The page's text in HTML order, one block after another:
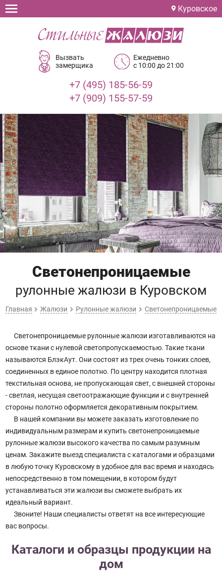
Куровское
Вызвать
замерщика
Ежедневно
с 10:00 до 21:00
+7 (495) 185-56-59
+7 (909) 155-57-59
Светонепроницаемые
рулонные жалюзи в Куровском
Главная Жалюзи Рулонные жалюзи Светонепроницаемые
Светонепроницаемые рулонные жалюзи изготавливаются на
основе ткани с нулевой светопропускаемостью. Такие ткани
называются БлэкАут. Они состоят из трех очень тонких слоев,
соединенных в единое полотно. По центру находится плотная
текстильная основа, не пропускающая свет, с внешней стороны
- светлая, несущая светоотражающие функции и с внутренней
стороны полотно оформляется декоративным покрытием.
В нашей компании вы можете заказать изготовление по
индивидуальным размерам и купить светонепроницаемые
рулонные жалюзи высокого качества по самым разумным
ценам. Закажите выезд специалиста с каталогами и образцами
в любую точку Куровскому в удобное для вас время и находясь
непосредственно в том помещении, в котором будут
устанавливаться эти жалюзи вы сможете выбрать их
идеальный вариант.
Звоните! Наши специалисты ответят на все интересующие
вас вопросы.
Каталоги и образцы продукции на
дом